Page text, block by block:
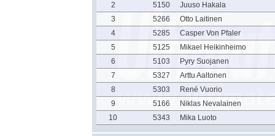
2
5150
Juuso Hakala
3
5266
Otto Laitinen
4
5285
Casper Von Pfaler
5
5125
Mikael Heikinheimo
6
5103
Pyry Suojanen
7
5327
Arttu Aaltonen
8
5303
René Vuorio
9
5166
Niklas Nevalainen
10
5343 Mika Luoto